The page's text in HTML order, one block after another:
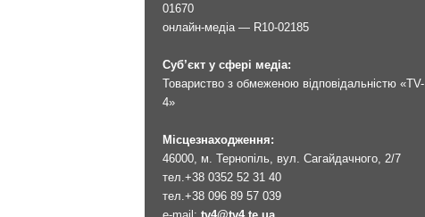
01670
онлайн-медіа — R10-02185
Суб’єкт у сфері медіа:
Товариство з обмеженою відповідальністю «TV-
4»
Місцезнаходження:
46000, м. Тернопіль, вул. Сагайдачного, 2/7
тел. +38 0352 52 31 40
тел. +38 096 89 57 039